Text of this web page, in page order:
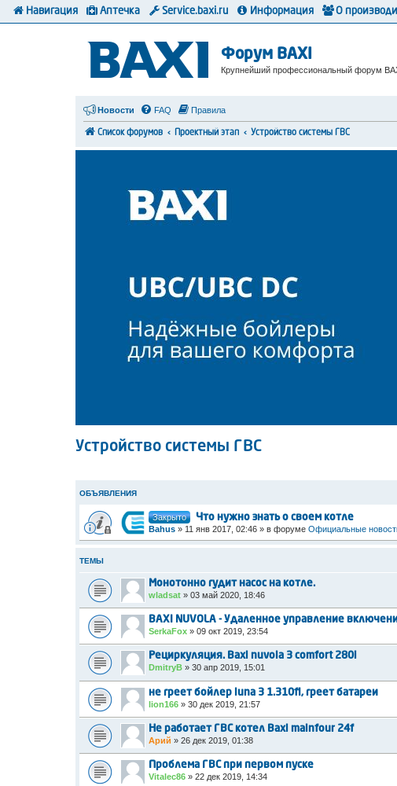
Форум BAXI
Крупнейший профессиональный форум
Новости FAQ Правила
Список форумов Проектный этап Устройство системы ГВС
Устройство системы ГВС
ОБЪЯВЛЕНИЯ
Закрыто Что нужно знать о своем котле
Bahus » 11 янв 2017, 02:46 » в форуме Официальные
ТЕМЫ
Монотонно гудит насос на котле.
wladsat » 03 май 2020, 18:46
BAXI NUVOLA - Удаленное управление
SerkaFox » 09 окт 2019, 23:54
Рециркуляция. Baxi nuvola 3 comfort 280i
DmitryB » 30 апр 2019, 15:01
не греет бойлер luna 3 1.310fi, греет батареи
lion166 » 30 дек 2019, 21:57
Не работает ГВС котел Baxi mainfour 24f
Арий » 26 дек 2019, 01:38
Проблема ГВС при первом пуске
Vitalec86 » 22 дек 2019, 14:34
Навигация Аптечка Service.baxi.ru Информация О